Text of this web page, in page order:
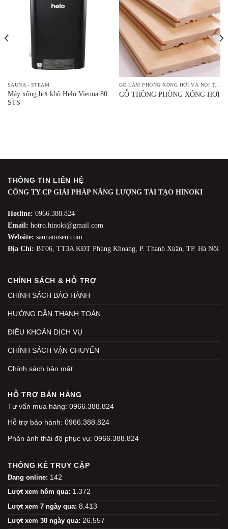
SAUNA - STEAM
Máy xông hơi khô Helo Vienna 80
STS
GỖ LÀM PHÒNG XÔNG HƠI VÀ NỘI THẤT
GỖ THÔNG PHÒNG XÔNG HƠI
THÔNG TIN LIÊN HỆ
CÔNG TY CP GIẢI PHÁP NĂNG LƯỢNG TÁI TẠO HINOKI
Hotline: 0966.388.824
Email: hotro.hinoki@gmail.com
Website: saunaonsen.com
Địa Chỉ: BT06, TT3A KĐT Phùng Khoang, P. Thanh Xuân, TP. Hà Nội
CHÍNH SÁCH & HỖ TRỢ
CHÍNH SÁCH BẢO HÀNH
HƯỚNG DẪN THANH TOÁN
ĐIỀU KHOẢN DỊCH VỤ
CHÍNH SÁCH VẬN CHUYỂN
Chính sách bảo mật
HỖ TRỢ BÁN HÀNG
Tư vấn mua hàng: 0966.388.824
Hỗ trợ bảo hành: 0966.388.824
Phản ánh thái độ phục vụ: 0966.388.824
THỐNG KÊ TRUY CẬP
Đang online: 142
Lượt xem hôm qua: 1.372
Lượt xem 7 ngày qua: 8.413
Lượt xem 30 ngày qua: 26.557